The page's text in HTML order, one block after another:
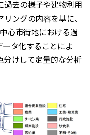
過去の様子や建物利用
ングの内容を基に、
心市街地における過
タ化することによ
分けして定量的な分析